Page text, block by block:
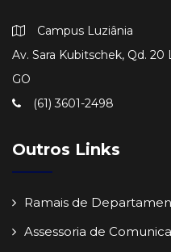
Campus Luziânia
Av. Sara Kubitschek, Qd.
GO
(61) 3601-2498
Outros Links
Ramais de
Assessoria de